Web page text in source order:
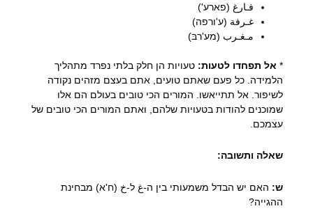
فـارغ (פארע')
غـرفة (ע'ורפה)
مـغـرب (מע'רבּ)
* אל תפחדו לטעות: טעויות הן חלק בלתי נפרד מתהליך
הלמידה. כל פעם שאתם טועים, אתם בעצם מזהים נקודה
לשיפור. אל תתייאשו. המורים הכי טובים בעולם הם אלו
שמוכנים להודות בטעויות שלהם, ואתם המורים הכי טובים של
עצמכם.
שאלה ותשובה:
ש: האם יש הבדל משמעותי בין ה-غ ל-خ (ח'א) מבחינת
ההגייה?